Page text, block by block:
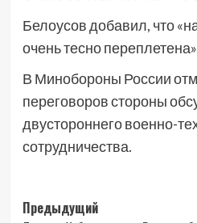
Белоусов добавил, что
очень тесно
В Минобороны России
переговоров стороны
двустороннего военно-
сотрудничества.
Навигация
Предыдущий